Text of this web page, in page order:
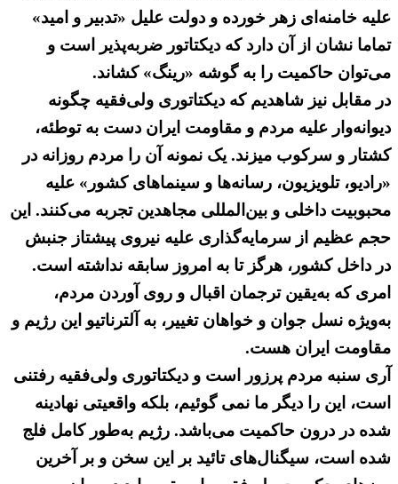
علیه خامنه‌ای زهر خورده و دولت علیل «تدبیر و امید»
تماما نشان از آن دارد که دیکتاتور ضربه‌پذیر است و
می‌توان حاکمیت را به گوشه «رینگ» کشاند.
در مقابل نیز شاهدیم که دیکتاتوری ولی‌فقیه چگونه
دیوانه‌وار علیه مردم و مقاومت ایران دست به توطئه،
کشتار و سرکوب میزند. یک نمونه آن را مردم روزانه در
«رادیو، تلویزیون، رسانه‌ها و سینماهای کشور» علیه
محبوبیت داخلی و بین‌المللی مجاهدین تجربه می‌کنند. این
حجم عظیم از سرمایه‌گذاری علیه نیروی پیشتاز جنبش
در داخل کشور، هرگز تا به امروز سابقه نداشته است.
امری که به‌یقین ترجمان اقبال و روی آوردن مردم،
به‌ویژه نسل جوان و خواهان تغییر، به آلترناتیو این رژیم و
مقاومت ایران هست.
آری سنبه مردم پرزور است و دیکتاتوری ولی‌فقیه رفتنی
است، این را دیگر ما نمی گوئیم، بلکه واقعیتی نهادینه
شده در درون حاکمیت می‌باشد. رژیم به‌طور کامل فلج
شده است، سیگنال‌های تائید بر این سخن و بر آخرین